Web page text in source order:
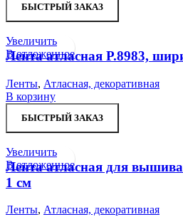
БЫСТРЫЙ ЗАКАЗ
Увеличить
В отложенное
Лента атласная Р.8983,
Ленты, Атласная, декоративная
В корзину
БЫСТРЫЙ ЗАКАЗ
Увеличить
В отложенное
Лента атласная для
1 см
Ленты, Атласная, декоративная